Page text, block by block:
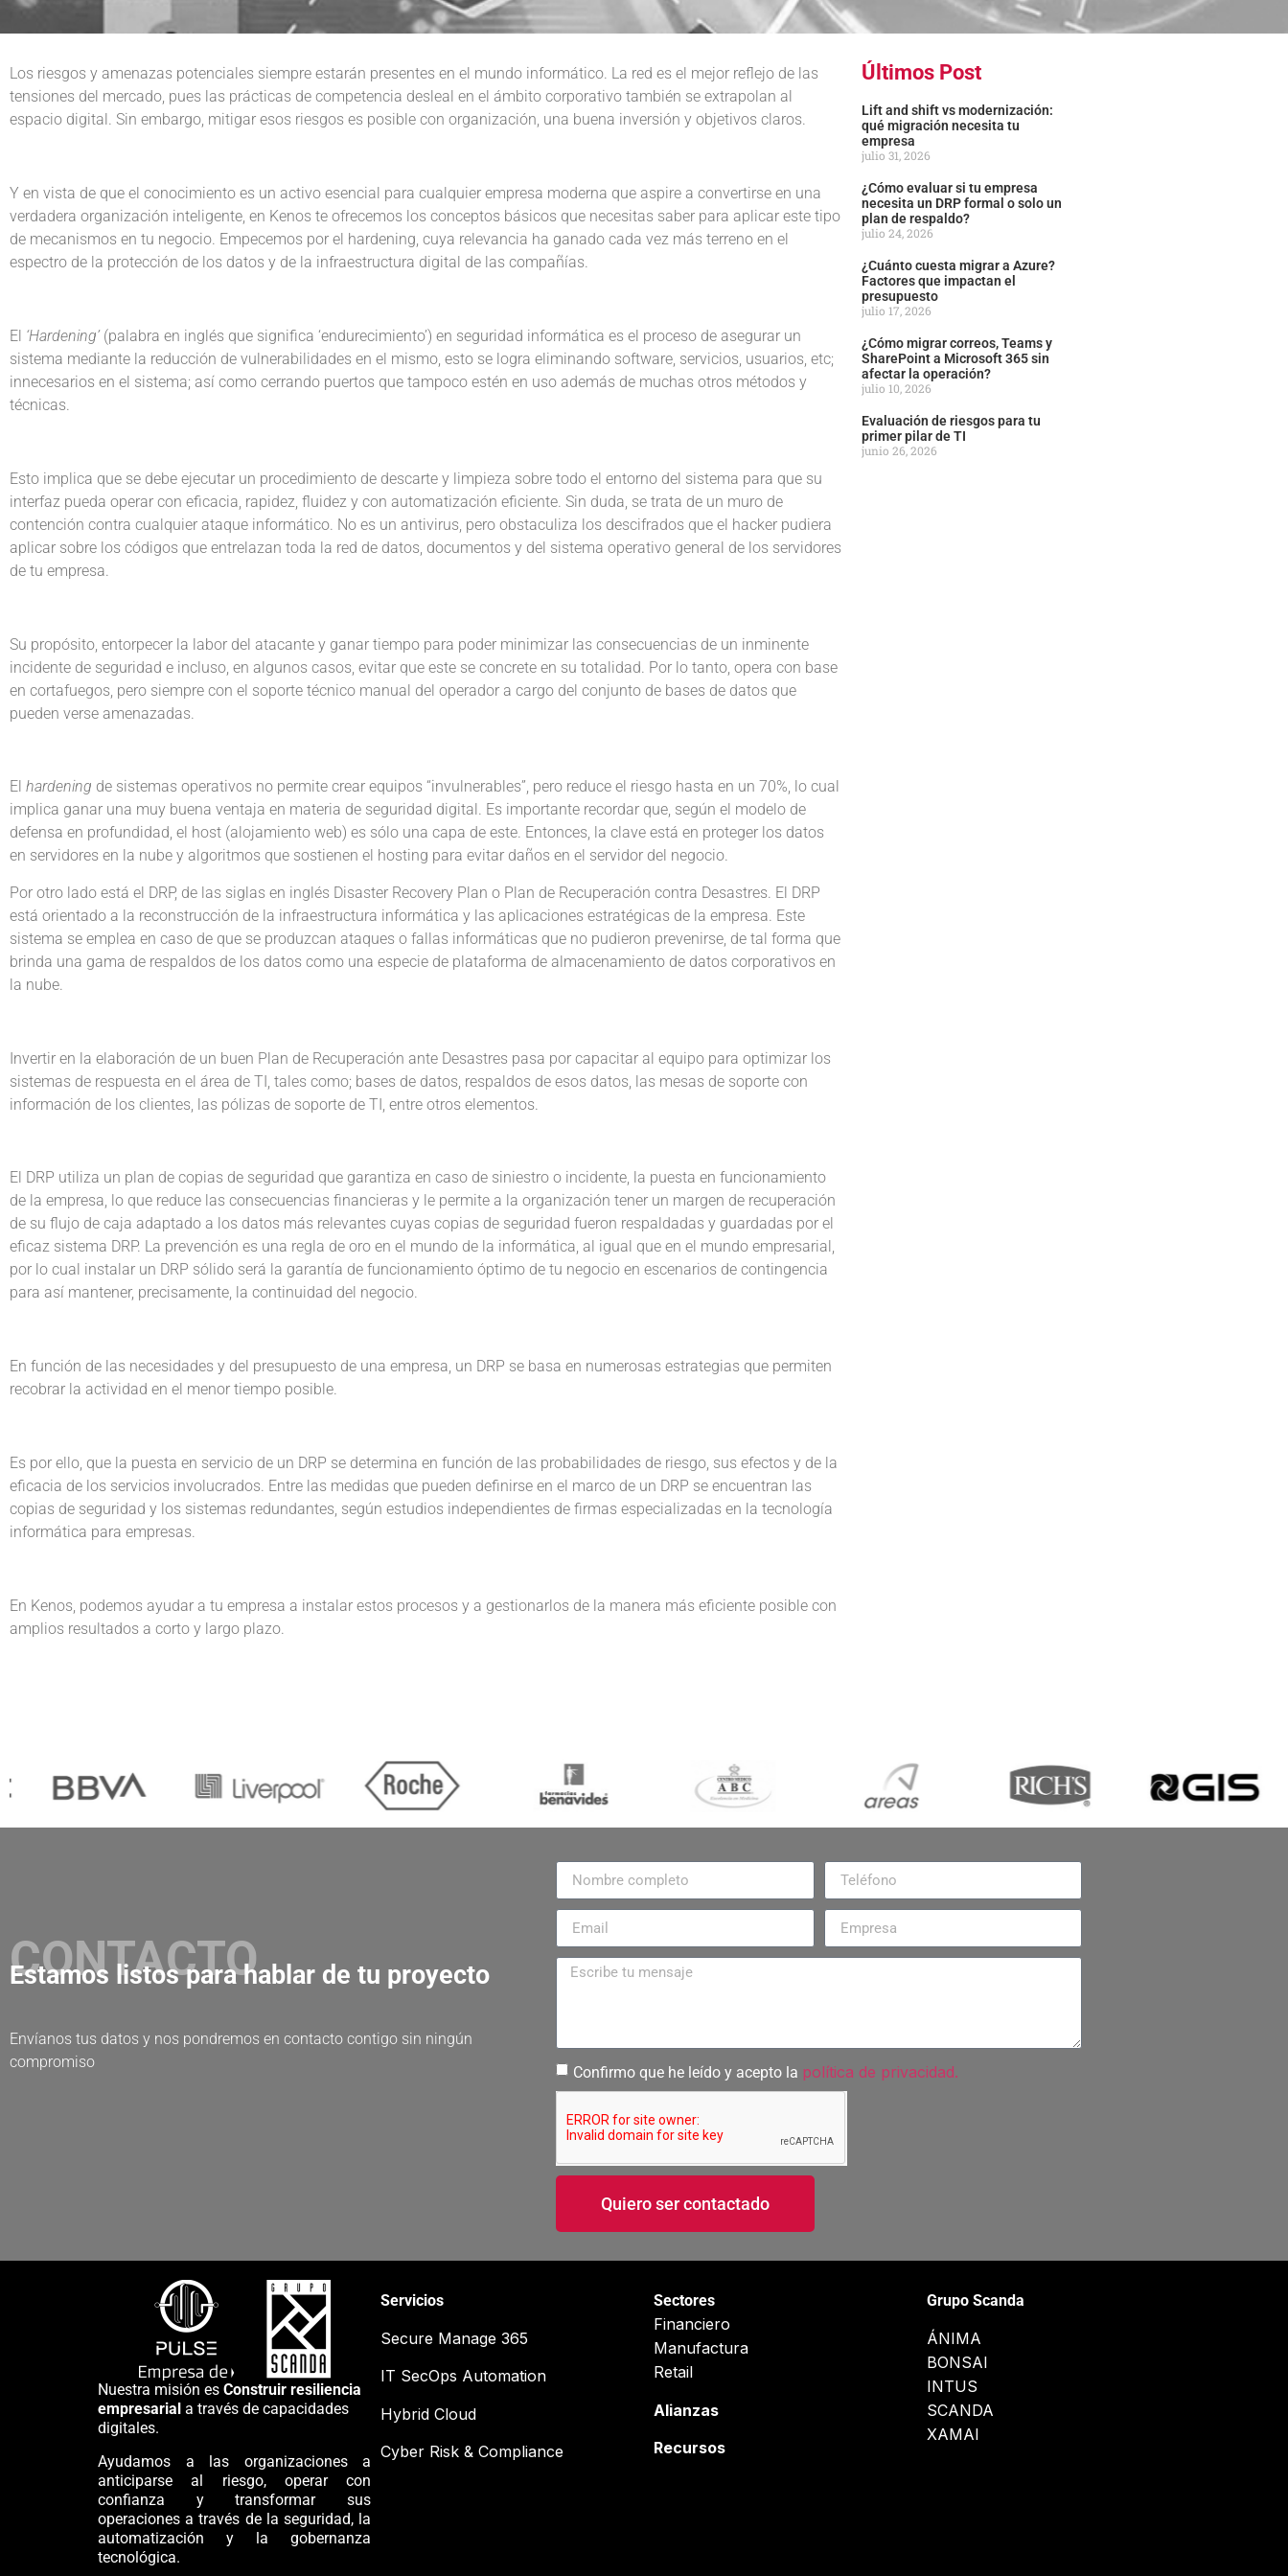
Los riesgos y amenazas potenciales siempre estarán presentes en el mundo informático. La red es el mejor reflejo de las
tensiones del mercado, pues las prácticas de competencia desleal en el ámbito corporativo también se extrapolan al
espacio digital. Sin embargo, mitigar esos riesgos es posible con organización, una buena inversión y objetivos claros.
Y en vista de que el conocimiento es un activo esencial para cualquier empresa moderna que aspire a convertirse en una
verdadera organización inteligente, en Kenos te ofrecemos los conceptos básicos que necesitas saber para aplicar este tipo
de mecanismos en tu negocio. Empecemos por el hardening, cuya relevancia ha ganado cada vez más terreno en el
espectro de la protección de los datos y de la infraestructura digital de las compañías.
El ‘Hardening’(palabra en inglés que significa ‘endurecimiento’) en seguridad informática es el proceso de asegurar un
sistema mediante la reducción de vulnerabilidades en el mismo, esto se logra eliminando software, servicios, usuarios, etc;
innecesarios en el sistema; así como cerrando puertos que tampoco estén en uso además de muchas otros métodos y
técnicas.
Esto implica que se debe ejecutar un procedimiento de descarte y limpieza sobre todo el entorno del sistema para que su
interfaz pueda operar con eficacia, rapidez, fluidez y con automatización eficiente. Sin duda, se trata de un muro de
contención contra cualquier ataque informático. No es un antivirus, pero obstaculiza los descifrados que el hacker pudiera
aplicar sobre los códigos que entrelazan toda la red de datos, documentos y del sistema operativo general de los servidores
de tu empresa.
Su propósito, entorpecer la labor del atacante y ganar tiempo para poder minimizar las consecuencias de un inminente
incidente de seguridad e incluso, en algunos casos, evitar que este se concrete en su totalidad. Por lo tanto, opera con base
en cortafuegos, pero siempre con el soporte técnico manual del operador a cargo del conjunto de bases de datos que
pueden verse amenazadas.
El hardening de sistemas operativos no permite crear equipos “invulnerables”, pero reduce el riesgo hasta en un 70%, lo cual
implica ganar una muy buena ventaja en materia de seguridad digital. Es importante recordar que, según el modelo de
defensa en profundidad, el host (alojamiento web) es sólo una capa de este. Entonces, la clave está en proteger los datos
en servidores en la nube y algoritmos que sostienen el hosting para evitar daños en el servidor del negocio.
Por otro lado está el DRP, de las siglas en inglés Disaster Recovery Plan o Plan de Recuperación contra Desastres. El DRP
está orientado a la reconstrucción de la infraestructura informática y las aplicaciones estratégicas de la empresa. Este
sistema se emplea en caso de que se produzcan ataques o fallas informáticas que no pudieron prevenirse, de tal forma que
brinda una gama de respaldos de los datos como una especie de plataforma de almacenamiento de datos corporativos en
la nube.
Invertir en la elaboración de un buen Plan de Recuperación ante Desastres pasa por capacitar al equipo para optimizar los
sistemas de respuesta en el área de TI, tales como; bases de datos, respaldos de esos datos, las mesas de soporte con
información de los clientes, las pólizas de soporte de TI, entre otros elementos.
El DRP utiliza un plan de copias de seguridad que garantiza en caso de siniestro o incidente, la puesta en funcionamiento
de la empresa, lo que reduce las consecuencias financieras y le permite a la organización tener un margen de recuperación
de su flujo de caja adaptado a los datos más relevantes cuyas copias de seguridad fueron respaldadas y guardadas por el
eficaz sistema DRP. La prevención es una regla de oro en el mundo de la informática, al igual que en el mundo empresarial,
por lo cual instalar un DRP sólido será la garantía de funcionamiento óptimo de tu negocio en escenarios de contingencia
para así mantener, precisamente, la continuidad del negocio.
En función de las necesidades y del presupuesto de una empresa, un DRP se basa en numerosas estrategias que permiten
recobrar la actividad en el menor tiempo posible.
Es por ello, que la puesta en servicio de un DRP se determina en función de las probabilidades de riesgo, sus efectos y de la
eficacia de los servicios involucrados. Entre las medidas que pueden definirse en el marco de un DRP se encuentran las
copias de seguridad y los sistemas redundantes, según estudios independientes de firmas especializadas en la tecnología
informática para empresas.
En Kenos, podemos ayudar a tu empresa a instalar estos procesos y a gestionarlos de la manera más eficiente posible con
amplios resultados a corto y largo plazo.
Últimos Post
Lift and shift vs modernización:
qué migración necesita tu
empresa
julio 31, 2026
¿Cómo evaluar si tu empresa
necesita un DRP formal o solo un
plan de respaldo?
julio 24, 2026
¿Cuánto cuesta migrar a Azure?
Factores que impactan el
presupuesto
julio 17, 2026
¿Cómo migrar correos, Teams y
SharePoint a Microsoft 365 sin
afectar la operación?
julio 10, 2026
Evaluación de riesgos para tu
primer pilar de TI
junio 26, 2026
Estamos listos para hablar de tu proyecto
CONTACTO
Envíanos tus datos y nos pondremos en contacto contigo sin ningún
compromiso
Confirmo que he leído y acepto la política de privacidad.
Quiero ser contactado
Nuestra misión es Construir resiliencia
empresarial a través de capacidades
digitales.
Ayudamos a las organizaciones a
anticiparse al riesgo, operar con
confianza y transformar sus
operaciones a través de la seguridad, la
automatización y la gobernanza
tecnológica.
Servicios
Secure Manage 365
IT SecOps Automation
Hybrid Cloud
Cyber Risk & Compliance
Sectores
Financiero
Manufactura
Retail
Alianzas
Recursos
Grupo Scanda
ÁNIMA
BONSAI
INTUS
SCANDA
XAMAI